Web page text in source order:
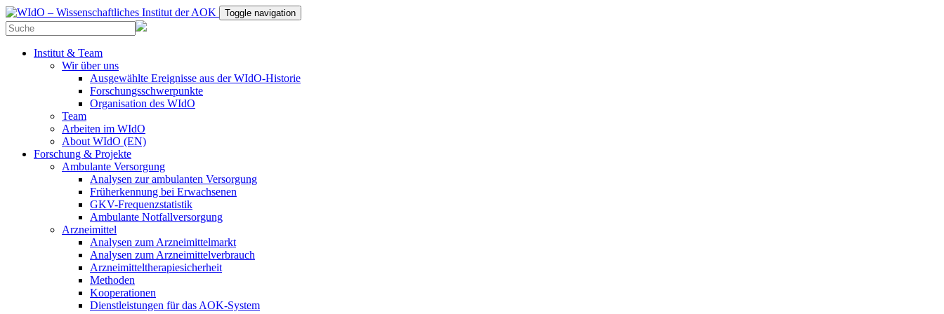
Toggle navigation
Institut & Team
Wir über uns
Ausgewählte Ereignisse aus der WIdO-Historie
Forschungsschwerpunkte
Organisation des WIdO
Team
Arbeiten im WIdO
About WIdO (EN)
Forschung & Projekte
Ambulante Versorgung
Analysen zur ambulanten Versorgung
Früherkennung bei Erwachsenen
GKV-Frequenzstatistik
Ambulante Notfallversorgung
Arzneimittel
Analysen zum Arzneimittelmarkt
Analysen zum Arzneimittelverbrauch
Arzneimitteltherapiesicherheit
Methoden
Kooperationen
Dienstleistungen für das AOK-System